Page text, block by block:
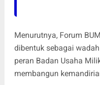
Menurutnya, Forum
dibentuk sebagai
peran Badan Usaha
membangun